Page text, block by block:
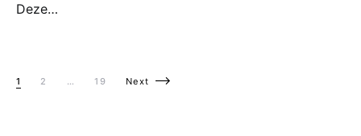
Deze…
Berichten paginering
1 2 … 19 Next